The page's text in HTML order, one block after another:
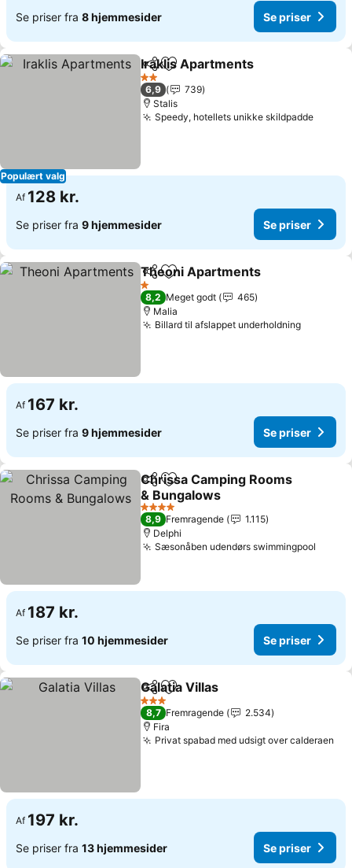
Se priser fra 8 hjemmesider Se priser
Populært valg
Del Føj til favoritter
Iraklis Apartments
2 Stjerner
6,9
739
Stalis
Speedy, hotellets unikke skildpadde
Af 128 kr.
Se priser fra 9 hjemmesider Se priser
Del Føj til favoritter
Theoni Apartments
1 Stjerner
8,2 Meget godt
465
Malia
Billard til afslappet underholdning
Af 167 kr.
Se priser fra 9 hjemmesider Se priser
Del Føj til favoritter
Chrissa Camping Rooms
& Bungalows
4 Stjerner
8,9 Fremragende
1.115
Delphi
Sæsonåben udendørs swimmingpool
Af 187 kr.
Se priser fra 10 hjemmesider Se priser
Del Føj til favoritter
Galatia Villas
3 Stjerner
8,7 Fremragende
2.534
Fira
Privat spabad med udsigt over calderaen
Af 197 kr.
Se priser fra 13 hjemmesider Se priser